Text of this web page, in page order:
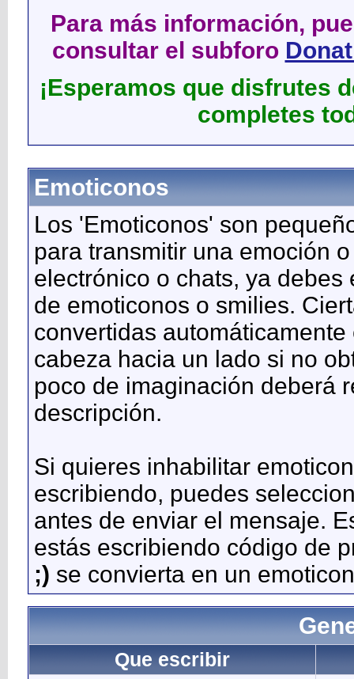
Para más información,
consultar el subforo
¡Esperamos que disfrutes
completes
Emoticonos
Los 'Emoticonos' son
para transmitir una emoción
electrónico o chats, ya
de emoticonos o smilies.
convertidas
cabeza hacia un lado si no
poco de imaginación deberá
descripción.
Si quieres inhabilitar
escribiendo, puedes
antes de enviar el mensaje.
estás escribiendo código de
;) se convierta en un
Que escribir